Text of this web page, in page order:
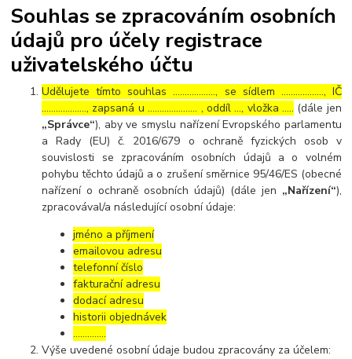
Souhlas se zpracováním osobních
údajů pro účely registrace
uživatelského účtu
Udělujete tímto souhlas ……………..., se sídlem ………………, IČ
………………., zapsaná u ………………… , oddíl …, vložka ….. (dále jen
„Správce“), aby ve smyslu nařízení Evropského parlamentu
a Rady (EU) č. 2016/679 o ochraně fyzických osob v
souvislosti se zpracováním osobních údajů a o volném
pohybu těchto údajů a o zrušení směrnice 95/46/ES (obecné
nařízení o ochraně osobních údajů) (dále jen „Nařízení“),
zpracovával/a následující osobní údaje:
jméno a příjmení
emailovou adresu
telefonní číslo
fakturační adresu
dodací adresu
historii objednávek
…………..
Výše uvedené osobní údaje budou zpracovány za účelem: